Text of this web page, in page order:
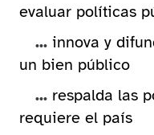
evaluar políticas
... innova y
un bien público
... respalda las
requiere el país